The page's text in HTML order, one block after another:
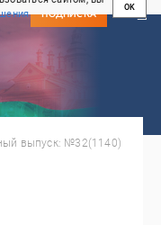
OK
ПОДПИСКА
выпуск: №32(1140)